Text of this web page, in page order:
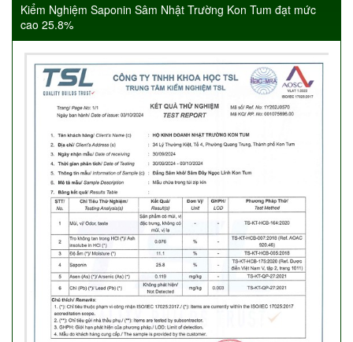
Kiểm Nghiệm Saponin Sâm Nhật Trường Kon Tum đạt mức
cao 25.8%